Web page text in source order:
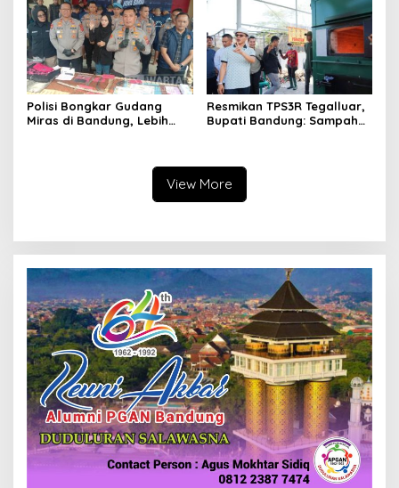
Polisi Bongkar Gudang
Miras di Bandung, Lebih
Resmikan TPS3R Tegalluar,
Bupati Bandung: Sampah
View More